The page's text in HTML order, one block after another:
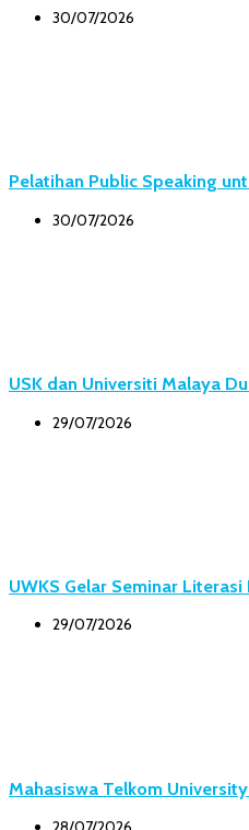
30/07/2026
Pelatihan Public Speaking
30/07/2026
USK dan Universiti Malaya
29/07/2026
UWKS Gelar Seminar
29/07/2026
Mahasiswa Telkom